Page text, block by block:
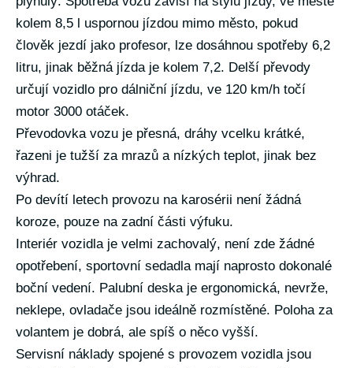
kolem 8,5 l uspornou jízdou mimo město, pokud
člověk jezdí jako profesor, lze dosáhnou spotřeby 6,2
litru, jinak běžná jízda je kolem 7,2. Delší převody
určují vozidlo pro dálniční jízdu, ve 120 km/h točí
motor 3000 otáček.
Převodovka vozu je přesná, dráhy vcelku krátké,
řazeni je tužší za mrazů a nízkých teplot, jinak bez
výhrad.
Po devítí letech provozu na karosérii není žádná
koroze, pouze na zadní části výfuku.
Interiér vozidla je velmi zachovalý, není zde žádné
opotřebení, sportovní sedadla mají naprosto dokonalé
boční vedení. Palubní deska je ergonomická, nevrže,
neklepe, ovladače jsou ideálně rozmístěné. Poloha za
volantem je dobrá, ale spíš o něco vyšší.
Servisní náklady spojené s provozem vozidla jsou